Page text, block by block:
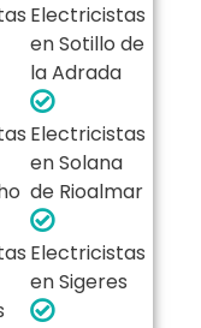
Electricistas
en Sotillo de
la Adrada
Electricistas
en Solana
de Rioalmar
Electricistas
en Sigeres